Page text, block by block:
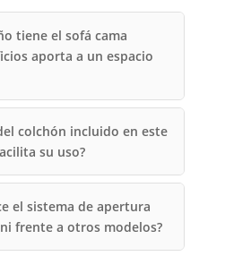
tiene el sofá cama
aporta a un espacio
colchón incluido en este
su uso?
el sistema de apertura
frente a otros modelos?